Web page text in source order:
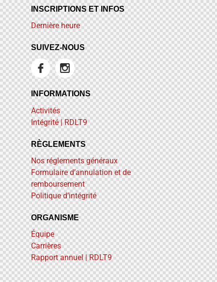
INSCRIPTIONS ET INFOS
Dernière heure
SUIVEZ-NOUS
INFORMATIONS
Activités
Intégrité | RDLT9
RÈGLEMENTS
Nos réglements généraux
Formulaire d’annulation et de
remboursement
Politique d’intégrité
ORGANISME
Équipe
Carrières
Rapport annuel | RDLT9